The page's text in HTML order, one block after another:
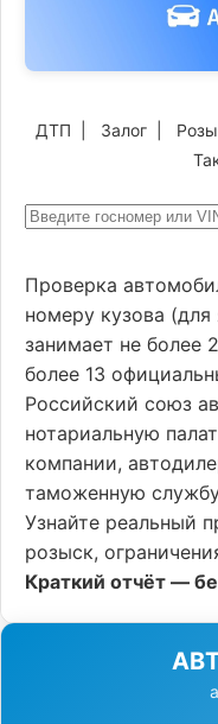
ДТП Залог
Проверка
номеру кузова
занимает не более
более 13
Российский союз
нотариальную
компании,
таможенную
Узнайте реальный
розыск,
Краткий отчёт —